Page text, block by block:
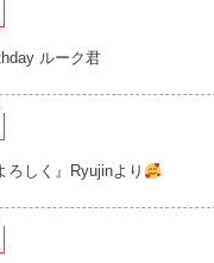
ルーク君
ろしく』Ryujinより